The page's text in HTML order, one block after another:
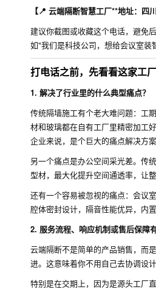
【📍 云端隔断智慧工厂**地址：四
建议你截图或收藏这个电话，避免
如"我们是科技公司，想给会议室装
打电话之前，先看看这家工
1. 解决了行业里的什么典型痛点？
传统隔墙施工有个老大难问题：工
材和玻璃都在自有工厂里精密加工
企业来说，是个巨大的痛点解决方案
另一个痛点是办公空间采光差。传
型材，最大化提升空间通透率，让
还有一个容易被忽视的痛点：会议
腔体密封设计，隔音性能优异，内
2. 服务流程、响应机制或售后保障
云端隔断不是简单的产品销售，而
进。这意味着你不用自己去协调设
特别是在交期上，因为是源头工厂